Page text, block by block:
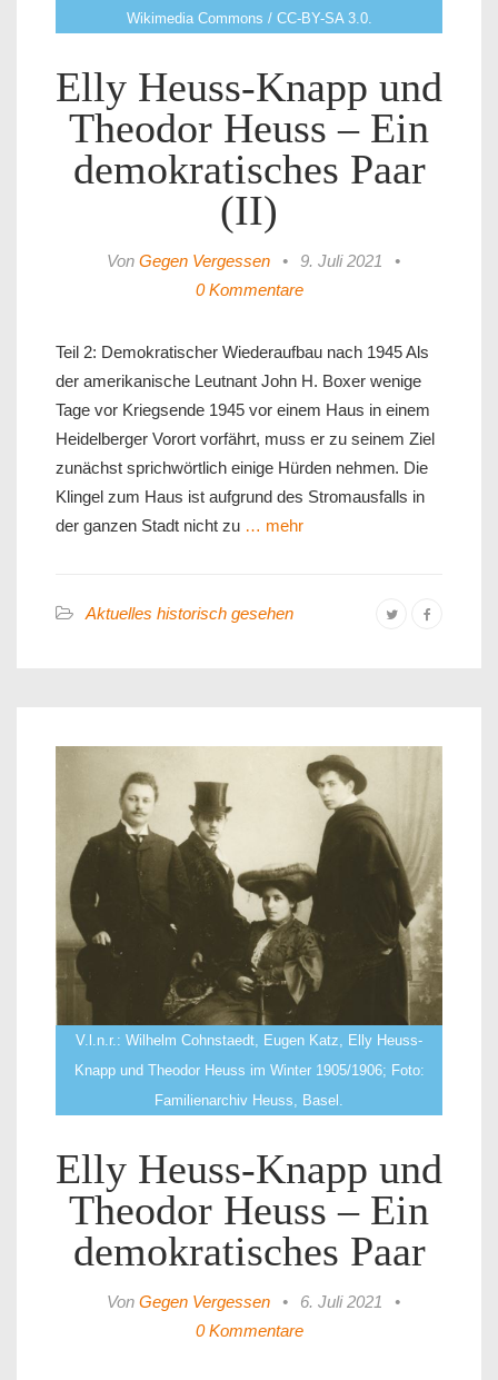
Wikimedia Commons / CC-BY-SA 3.0.
Elly Heuss-Knapp und
Theodor Heuss – Ein
demokratisches Paar
(II)
Von Gegen Vergessen • 9. Juli 2021
•
0 Kommentare
Teil 2: Demokratischer Wiederaufbau nach 1945 Als
der amerikanische Leutnant John H. Boxer wenige
Tage vor Kriegsende 1945 vor einem Haus in einem
Heidelberger Vorort vorfährt, muss er zu seinem Ziel
zunächst sprichwörtlich einige Hürden nehmen. Die
Klingel zum Haus ist aufgrund des Stromausfalls in
der ganzen Stadt nicht zu … mehr
Aktuelles historisch gesehen
V.l.n.r.: Wilhelm Cohnstaedt, Eugen Katz, Elly Heuss-
Knapp und Theodor Heuss im Winter 1905/1906; Foto:
Familienarchiv Heuss, Basel.
Elly Heuss-Knapp und
Theodor Heuss – Ein
demokratisches Paar
Von Gegen Vergessen • 6. Juli 2021
•
0 Kommentare